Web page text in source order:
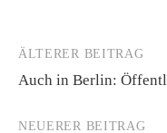
Beitrags-
Navigation
ÄLTERER BEITRAG
Auch in Berlin:
NEUERER BEITRAG